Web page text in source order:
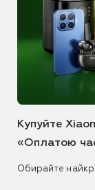
Купуйте
«Оплатою
Обирайте